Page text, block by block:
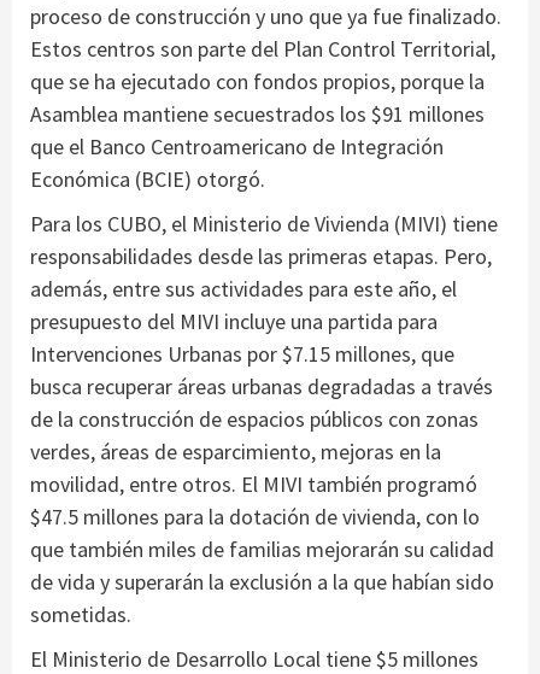
proceso de construcción y uno que ya fue finalizado.
Estos centros son parte del Plan Control Territorial,
que se ha ejecutado con fondos propios, porque la
Asamblea mantiene secuestrados los $91 millones
que el Banco Centroamericano de Integración
Económica (BCIE) otorgó.
Para los CUBO, el Ministerio de Vivienda (MIVI) tiene
responsabilidades desde las primeras etapas. Pero,
además, entre sus actividades para este año, el
presupuesto del MIVI incluye una partida para
Intervenciones Urbanas por $7.15 millones, que
busca recuperar áreas urbanas degradadas a través
de la construcción de espacios públicos con zonas
verdes, áreas de esparcimiento, mejoras en la
movilidad, entre otros. El MIVI también programó
$47.5 millones para la dotación de vivienda, con lo
que también miles de familias mejorarán su calidad
de vida y superarán la exclusión a la que habían sido
sometidas.
El Ministerio de Desarrollo Local tiene $5 millones